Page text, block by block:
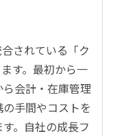
されている「ク
す。最初から一
会計・在庫管理
手間やコストを
。自社の成長フ